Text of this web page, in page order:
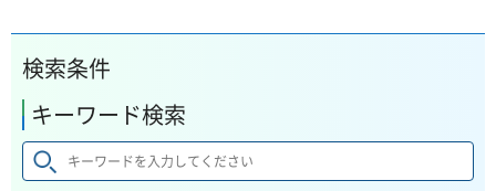
検索条件
キーワード検索